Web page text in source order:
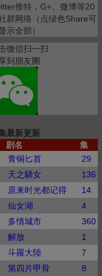
推特，G+。微博等20
群网络（点绿色Share可
示全部）
微信扫一扫
到朋友圈
最新更新
剧名
集
青铜匕首
29
天之驕女
136
原来时光都记得
14
仙女湖
4
多情城市
360
解放
1
斗羅大陸
7
第四片甲骨
8